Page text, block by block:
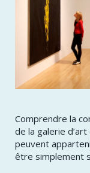
Comprendre la
de la galerie
peuvent
être simplement